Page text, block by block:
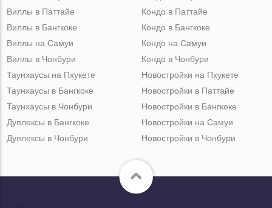
Виллы в Паттайе
Виллы в Бангкоке
Виллы на Самуи
Виллы в Чонбури
Кондо в Паттайе
Кондо в Бангкоке
Кондо на Самуи
Кондо в Чонбури
Таунхаусы на Пхукете
Таунхаусы в Бангкоке
Таунхаусы в Чонбури
Дуплексы в Бангкоке
Дуплексы в Чонбури
Новостройки на Пхукете
Новостройки в Паттайе
Новостройки в Бангкоке
Новостройки на Самуи
Новостройки в Чонбури